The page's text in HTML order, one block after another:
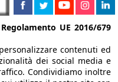
UE 2016/679
contenuti ed
dei social media e
Condividiamo inoltre